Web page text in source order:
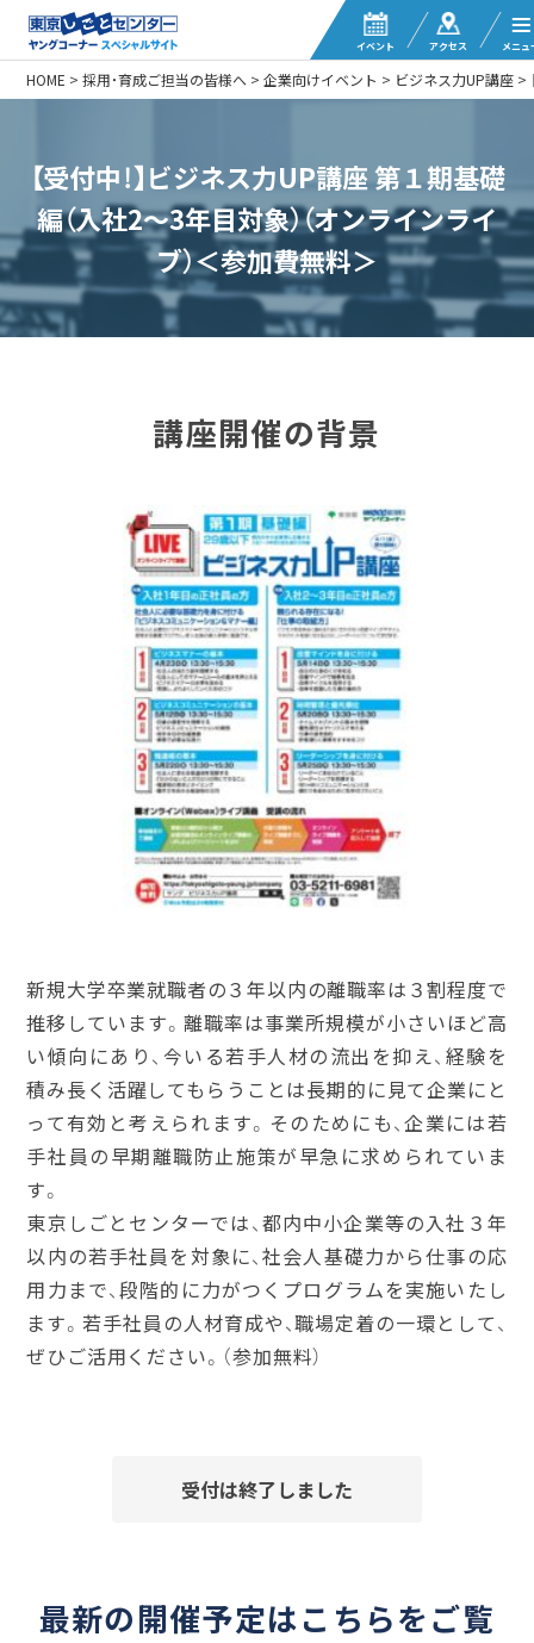
イベント アクセス メニュ
HOME >採用・育成ご担当の皆様へ >企業向けイベント > ビジネス力UP講座 >
【受付中！】ビジネス力UP講座 第１期基礎
編（入社2〜3年目対象）（オンラインライ
ブ）＜参加費無料＞
講座開催の背景
新規大学卒業就職者の３年以内の離職率は３割程度で
推移しています。離職率は事業所規模が小さいほど高
い傾向にあり、今いる若手人材の流出を抑え、経験を
積み長く活躍してもらうことは長期的に見て企業にと
って有効と考えられます。そのためにも、企業には若
手社員の早期離職防止施策が早急に求められていま
す。
東京しごとセンターでは、都内中小企業等の入社３年
以内の若手社員を対象に、社会人基礎力から仕事の応
用力まで、段階的に力がつくプログラムを実施いたし
ます。若手社員の人材育成や、職場定着の一環として、
ぜひご活用ください。（参加無料）
受付は終了しました
最新の開催予定はこちらをご覧